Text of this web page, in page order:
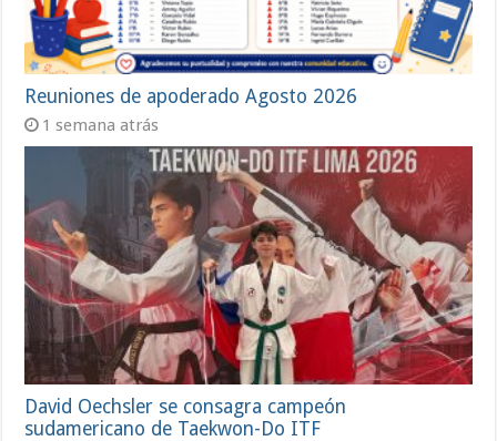
Reuniones de apoderado Agosto 2026
1 semana atrás
David Oechsler se consagra campeón
sudamericano de Taekwon-Do ITF